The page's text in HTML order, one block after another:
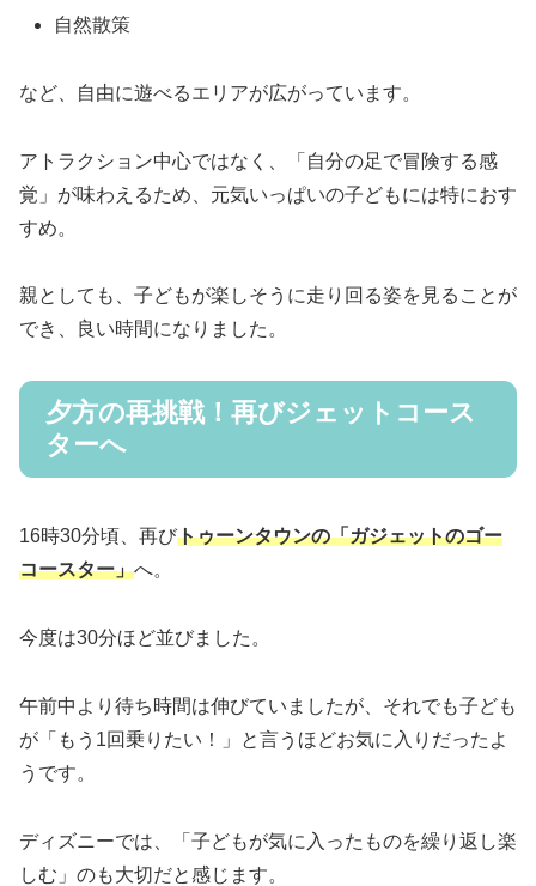
自然散策
など、自由に遊べるエリアが広がっています。
アトラクション中心ではなく、「自分の足で冒険する感
覚」が味わえるため、元気いっぱいの子どもには特におす
すめ。
親としても、子どもが楽しそうに走り回る姿を見ることが
でき、良い時間になりました。
夕方の再挑戦！再びジェットコース
ターへ
16時30分頃、再びトゥーンタウンの「ガジェットのゴー
コースター」へ。
今度は30分ほど並びました。
午前中より待ち時間は伸びていましたが、それでも子ども
が「もう1回乗りたい！」と言うほどお気に入りだったよ
うです。
ディズニーでは、「子どもが気に入ったものを繰り返し楽
しむ」のも大切だと感じます。